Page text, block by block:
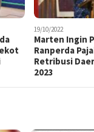
19/10/2022
Marten Ingin
Ranperda
Retribusi
2023